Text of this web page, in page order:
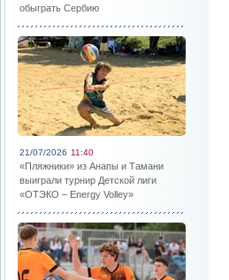
обыграть Сербию
21/07/2026 11:40
«Пляжники» из Анапы и Тамани
выиграли турнир Детской лиги
«ОТЭКО – Energy Volley»